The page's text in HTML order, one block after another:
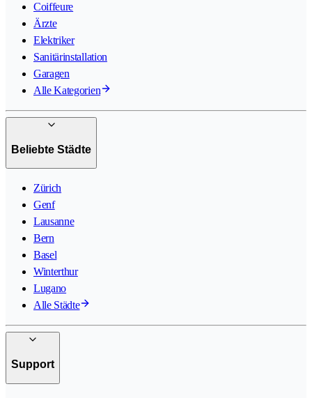
Coiffeure
Ärzte
Elektriker
Sanitärinstallation
Garagen
Alle Kategorien
Beliebte Städte
Zürich
Genf
Lausanne
Bern
Basel
Winterthur
Lugano
Alle Städte
Support